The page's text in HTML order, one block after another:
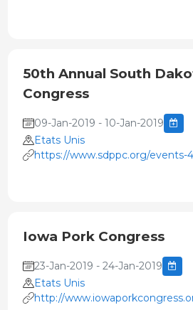
50th Annual South
Congress
09-Jan-2019 - 10-Jan-2019
Etats Unis
https://www.sdppc.org/events-
Iowa Pork Congress
23-Jan-2019 - 24-Jan-2019
Etats Unis
http://